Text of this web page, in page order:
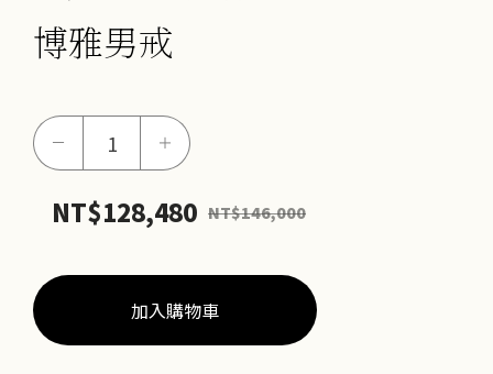
博雅男戒
－
戒
量
＋
NT$128,480 NT$146,000
加入購物車